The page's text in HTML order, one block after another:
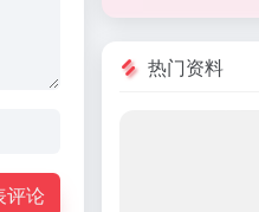
评论
热门资料